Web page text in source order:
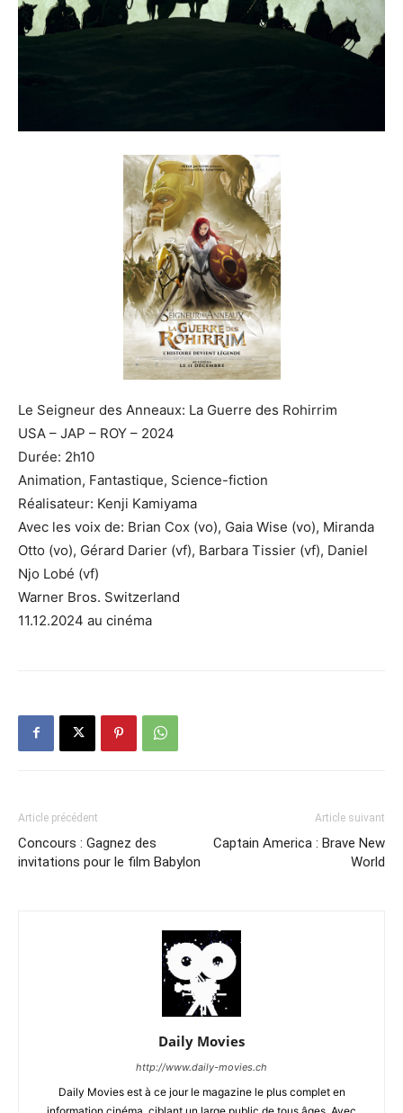
Le Seigneur des Anneaux: La Guerre des Rohirrim
USA – JAP – ROY – 2024
Durée: 2h10
Animation, Fantastique, Science-fiction
Réalisateur: Kenji Kamiyama
Avec les voix de: Brian Cox (vo), Gaia Wise (vo), Miranda
Otto (vo), Gérard Darier (vf), Barbara Tissier (vf), Daniel
Njo Lobé (vf)
Warner Bros. Switzerland
11.12.2024 au cinéma
Article précédent
Concours : Gagnez des
invitations pour le film Babylon
Article suivant
Captain America : Brave New
World
Daily Movies
http://www.daily-movies.ch
Daily Movies est à ce jour le magazine le plus complet en